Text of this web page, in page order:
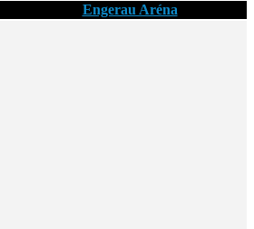
Engerau Aréna